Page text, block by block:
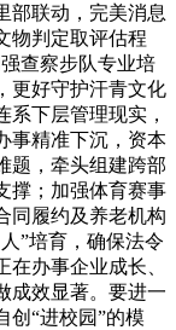
部联动，完美消息
物判定取评估程
查察步队专业培
更好守护汗青文化
下层管理现实，
事精准下沉，资本
题，牵头组建跨部
撑；加强体育赛事
同履约及养老机构
”培育，确保法令
办事企业成长、
成效显著。要进一
创“进校园”的模